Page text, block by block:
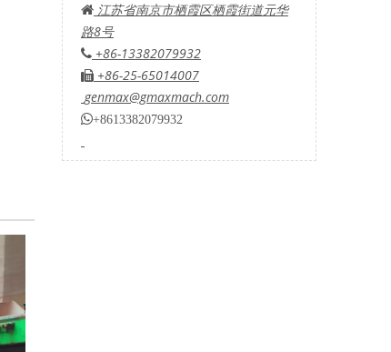
 江苏省南京市栖霞区栖霞街道元华
路8号
 +86-13382079932
 +86-25-65014007
genmax@gmaxmach.com
+8613382079932